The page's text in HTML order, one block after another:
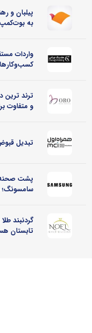
پیلبان و
به
واردات
ترند ترین
و متفاوت
تبدیل
گردنبند
تابستان